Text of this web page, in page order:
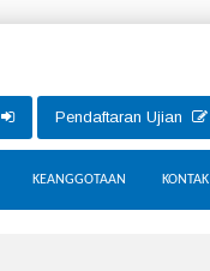
Pendaftaran Ujian
KEANGGOTAAN KONTAK